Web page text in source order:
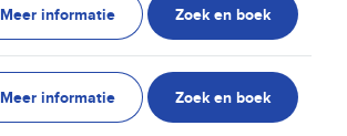
Meer informatie Zoek en boek
Meer informatie Zoek en boek